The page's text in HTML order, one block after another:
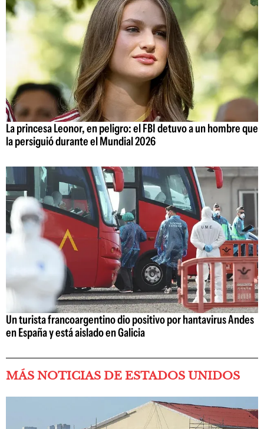
La princesa Leonor, en peligro: el FBI detuvo a un hombre que
la persiguió durante el Mundial 2026
Un turista francoargentino dio positivo por hantavirus Andes
en España y está aislado en Galicia
MÁS NOTICIAS DE ESTADOS UNIDOS